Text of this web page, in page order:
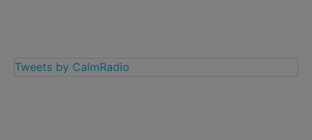
Tweets by CalmRadio